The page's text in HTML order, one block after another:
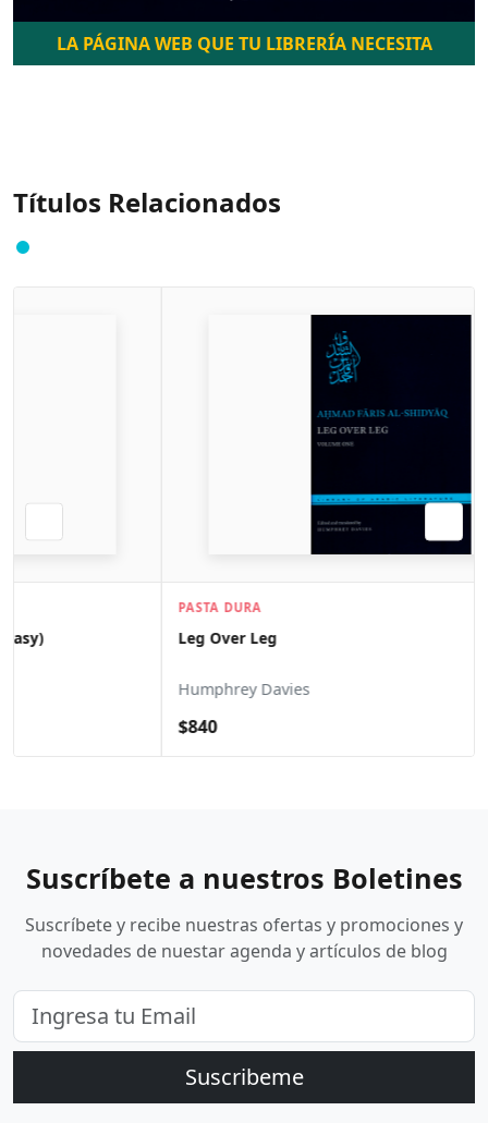
LA PÁGINA WEB QUE TU LIBRERÍA NECESITA
Títulos Relacionados
Leg Over Leg
Suscríbete a nuestros Boletines
Suscríbete y recibe nuestras ofertas y promociones y
novedades de nuestar agenda y artículos de blog
Suscribeme